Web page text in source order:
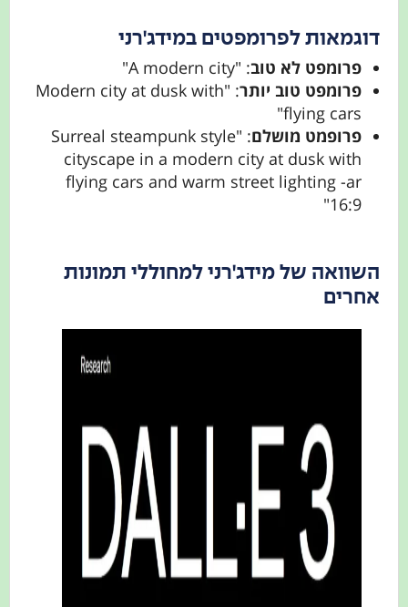
דוגמאות לפרומפטים במידג'רני
פרומפט לא טוב: "A modern city"
פרומפט טוב יותר
: "Modern city at dusk with
flying cars"
פרופמט מושלם
: "Surreal steampunk style
cityscape in a modern city at dusk with
flying cars and warm street lighting -ar
16:9"
השוואה של מידג'רני למחוללי תמונות
אחרים